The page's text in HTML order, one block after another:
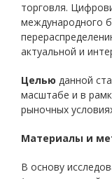
торговля.
международного
актуальной и
Целью данной
масштабе и в
рыночных
Материалы и
В основу